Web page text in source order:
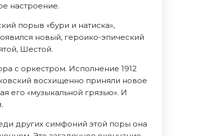
настроение.
порыв «бури и натиска»,
новый, героико-эпический
Шестой.
с оркестром. Исполнение 1912
восхищенно приняли новое
его «музыкальной грязью». И
других симфоний этой поры она